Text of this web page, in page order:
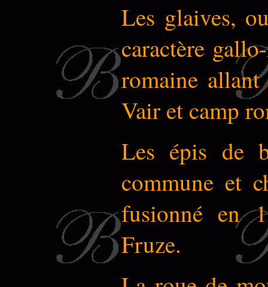
Les glaives,
caractère
romaine
Vair et camp
Les épis de
commune et
fusionné en
Fruze.